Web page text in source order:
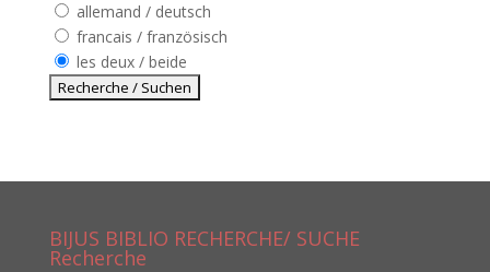
allemand / deutsch
francais / französisch
les deux / beide
BIJUS BIBLIO RECHERCHE/ SUCHE
Recherche